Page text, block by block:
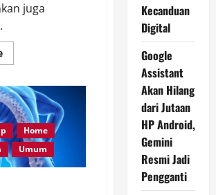
juga
Read
more
Lama
Pulih
Setelah
Operasi
Lutut?
Teknologi
Robotik
Ini
Bikin
Home
Umum
Kecanduan
Digital
Google
Assistant
Akan Hilang
dari Jutaan
HP Android,
Gemini
Resmi Jadi
Pengganti